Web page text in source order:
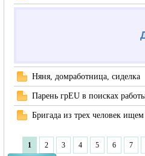
Няня, домработница, сиделка
Парень грEU в поисках
Бригада из трех человек
1 2 3 4 5 6 7